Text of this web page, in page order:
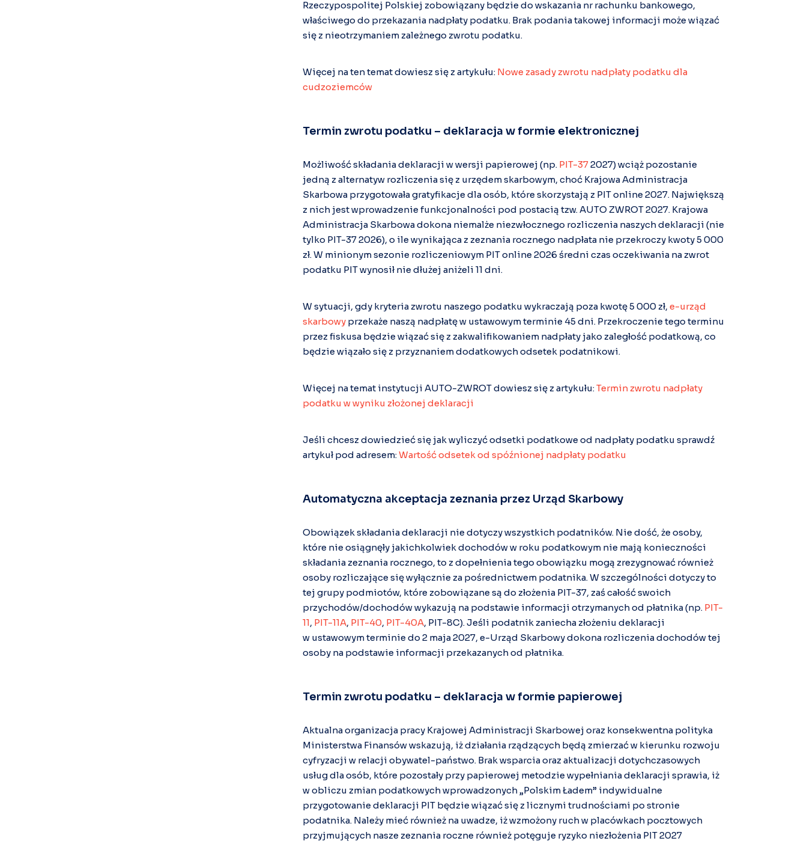
Rzeczypospolitej Polskiej zobowiązany będzie do wskazania nr rachunku bankowego,
właściwego do przekazania nadpłaty podatku. Brak podania takowej informacji może wiązać
się z nieotrzymaniem zależnego zwrotu podatku.
Więcej na ten temat dowiesz się z artykułu: Nowe zasady zwrotu nadpłaty podatku dla
cudzoziemców
Termin zwrotu podatku – deklaracja w formie elektronicznej
Możliwość składania deklaracji w wersji papierowej (np. PIT-372027) wciąż pozostanie
jedną z alternatyw rozliczenia się z urzędem skarbowym, choć Krajowa Administracja
Skarbowa przygotowała gratyfikacje dla osób, które skorzystają z PIT online 2027. Największą
z nich jest wprowadzenie funkcjonalności pod postacią tzw. AUTO ZWROT 2027. Krajowa
Administracja Skarbowa dokona niemalże niezwłocznego rozliczenia naszych deklaracji (nie
tylko PIT-37 2026), o ile wynikająca z zeznania rocznego nadpłata nie przekroczy kwoty 5 000
zł. W minionym sezonie rozliczeniowym PIT online 2026 średni czas oczekiwania na zwrot
podatku PIT wynosił nie dłużej aniżeli 11 dni.
W sytuacji, gdy kryteria zwrotu naszego podatku wykraczają poza kwotę 5 000 zł, e-urząd
skarbowyprzekaże naszą nadpłatę w ustawowym terminie 45 dni. Przekroczenie tego terminu
przez fiskusa będzie wiązać się z zakwalifikowaniem nadpłaty jako zaległość podatkową, co
będzie wiązało się z przyznaniem dodatkowych odsetek podatnikowi.
Więcej na temat instytucji AUTO-ZWROT dowiesz się z artykułu:Termin zwrotu nadpłaty
podatku w wyniku złożonej deklaracji
Jeśli chcesz dowiedzieć się jak wyliczyć odsetki podatkowe od nadpłaty podatku sprawdź
artykuł pod adresem:Wartość odsetek od spóźnionej nadpłaty podatku
Automatyczna akceptacja zeznania przez Urząd Skarbowy
Obowiązek składania deklaracji nie dotyczy wszystkich podatników. Nie dość, że osoby,
które nie osiągnęły jakichkolwiek dochodów w roku podatkowym nie mają konieczności
składania zeznania rocznego, to z dopełnienia tego obowiązku mogą zrezygnować również
osoby rozliczające się wyłącznie za pośrednictwem podatnika. W szczególności dotyczy to
tej grupy podmiotów, które zobowiązane są do złożenia PIT-37, zaś całość swoich
przychodów/dochodów wykazują na podstawie informacji otrzymanych od płatnika (np. PIT-
11, PIT-11A, PIT-40, PIT-40A, PIT-8C). Jeśli podatnik zaniecha złożeniu deklaracji
w ustawowym terminie do 2 maja 2027, e-Urząd Skarbowy dokona rozliczenia dochodów tej
osoby na podstawie informacji przekazanych od płatnika.
Termin zwrotu podatku – deklaracja w formie papierowej
Aktualna organizacja pracy Krajowej Administracji Skarbowej oraz konsekwentna polityka
Ministerstwa Finansów wskazują, iż działania rządzących będą zmierzać w kierunku rozwoju
cyfryzacji w relacji obywatel-państwo. Brak wsparcia oraz aktualizacji dotychczasowych
usług dla osób, które pozostały przy papierowej metodzie wypełniania deklaracji sprawia, iż
w obliczu zmian podatkowych wprowadzonych „Polskim Ładem” indywidualne
przygotowanie deklaracji PIT będzie wiązać się z licznymi trudnościami po stronie
podatnika. Należy mieć również na uwadze, iż wzmożony ruch w placówkach pocztowych
przyjmujących nasze zeznania roczne również potęguje ryzyko niezłożenia PIT 2027